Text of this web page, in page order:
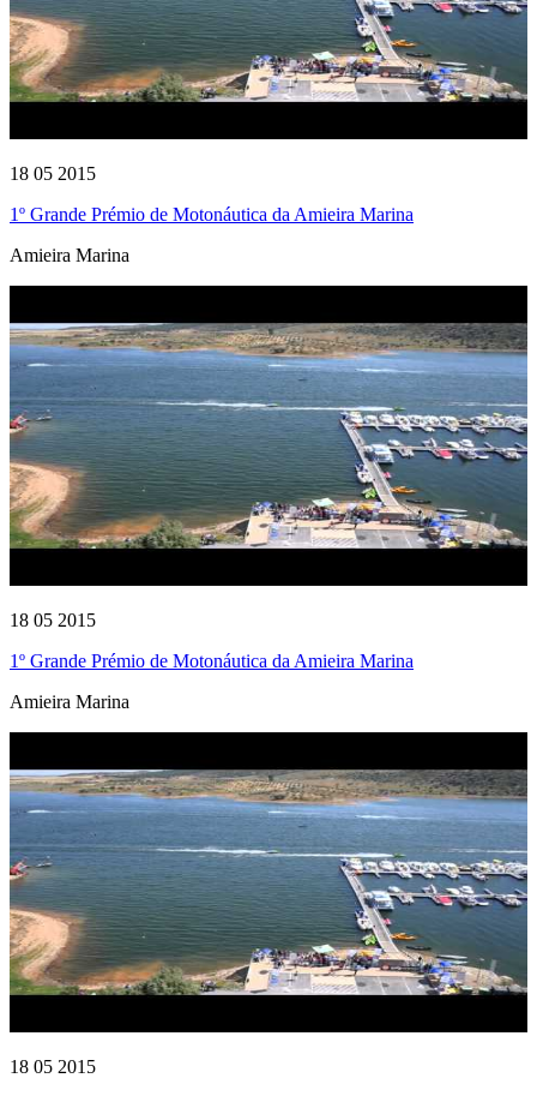
18 05 2015
1º Grande Prémio de Motonáutica da Amieira Marina
Amieira Marina
18 05 2015
1º Grande Prémio de Motonáutica da Amieira Marina
Amieira Marina
18 05 2015